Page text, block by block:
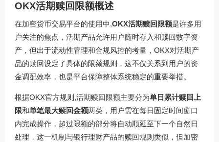
OKX活期赎回限额概述
在加密货币交易平台的使用中,OKX活期赎回限额是许多用
户关注的焦点，活期产品允许用户随时存入和赎回数字资
产，但出于流动性管理和合规风控的考量，OKX对活期产
品的赎回设定了具体的限额规则，这不仅关系到用户的资
金调配效率，也是平台保障整体系统稳定的重要举措。
根据OKX官方规则,活期赎回限额主要分为单日累计赎回上
限和单笔最大赎回金额两类，用户需在每日固定时间窗口
内完成操作，超过限额的部分将自动顺延至下一个自然日
处理，这一机制与银行理财产品的赎回规则类似，但加密